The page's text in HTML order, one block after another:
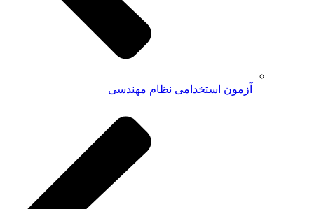
آزمون استخدامی نظام مهندسی